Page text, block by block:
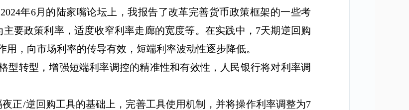
2024年6月的陆家嘴论坛上，我报告了改革完善货币政策框架的一些考
要政策利率，适度收窄利率走廊的宽度等。在实践中， 7天期逆回购
，向市场利率的传导有效，短端利率波动性逐步降低。
型转型，增强短端利率调控的精准性和有效性，人民银行将对利率调
正/逆回购工具的基础上，完善工具使用机制，并将操作利率调整为7